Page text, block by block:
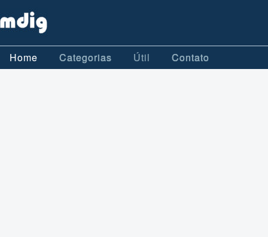
Home Categorias Útil Contato